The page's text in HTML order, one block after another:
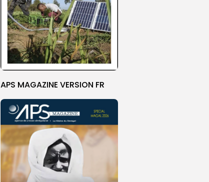
APS MAGAZINE VERSION FR